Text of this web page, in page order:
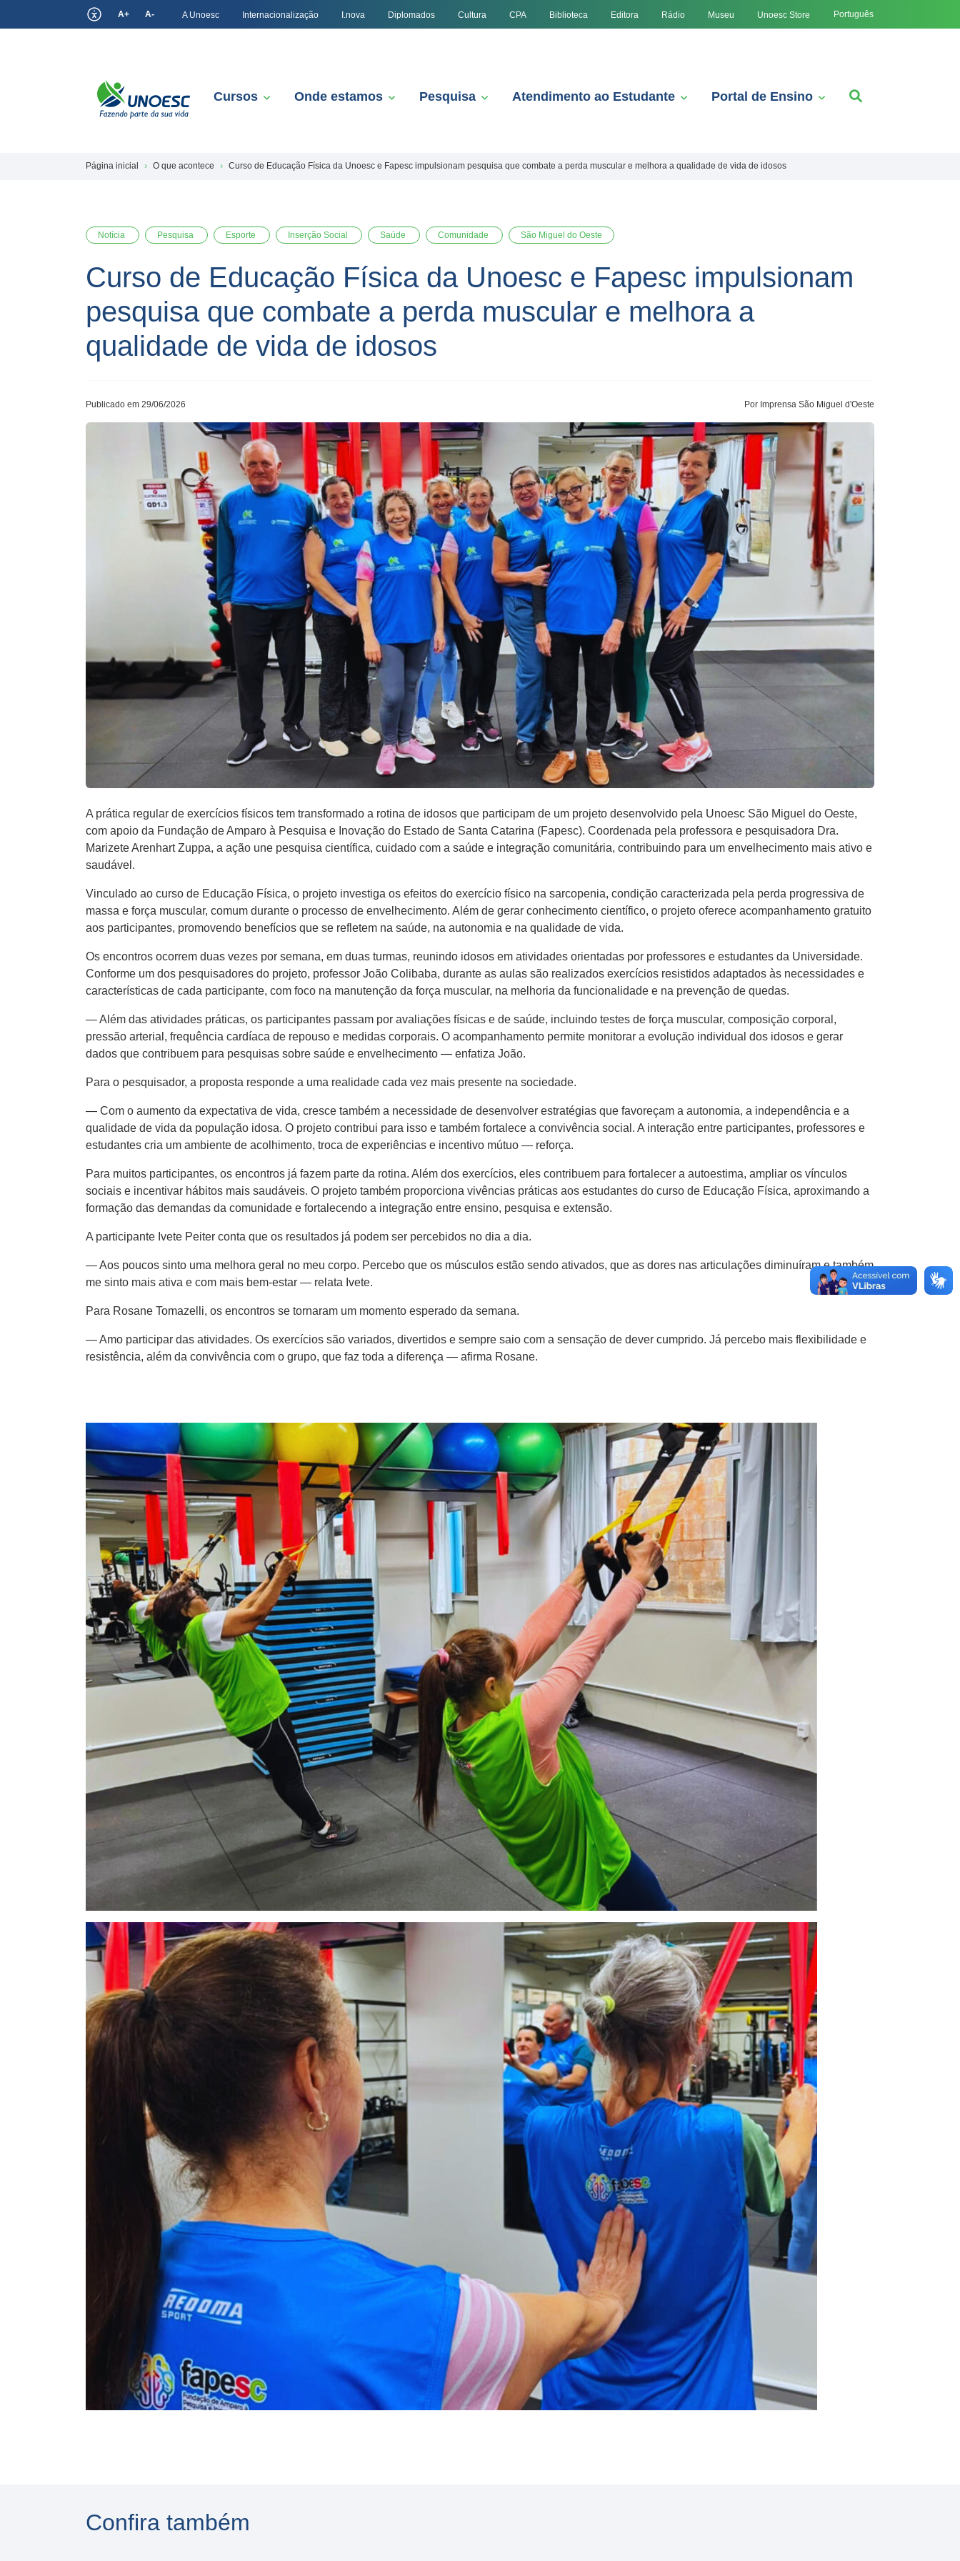
A+ A- A Unoesc Internacionalização I.nova Diplomados Cultura CPA Biblioteca Editora Rádio Museu Unoesc Store Português
Cursos Onde estamos Pesquisa Atendimento ao Estudante Portal de Ensino
Página inicial O que acontece Curso de Educação Física da Unoesc e Fapesc impulsionam pesquisa que combate a perda muscular e melhora a qualidade de vida de idosos
Notícia Pesquisa Esporte Inserção Social Saúde Comunidade São Miguel do Oeste
Curso de Educação Física da Unoesc e Fapesc impulsionam
pesquisa que combate a perda muscular e melhora a
qualidade de vida de idosos
Publicado em 29/06/2026 Por Imprensa São Miguel d'Oeste
A prática regular de exercícios físicos tem transformado a rotina de idosos que participam de um projeto desenvolvido pela Unoesc São Miguel do Oeste,
com apoio da Fundação de Amparo à Pesquisa e Inovação do Estado de Santa Catarina (Fapesc). Coordenada pela professora e pesquisadora Dra.
Marizete Arenhart Zuppa, a ação une pesquisa científica, cuidado com a saúde e integração comunitária, contribuindo para um envelhecimento mais ativo e
saudável.
Vinculado ao curso de Educação Física, o projeto investiga os efeitos do exercício físico na sarcopenia, condição caracterizada pela perda progressiva de
massa e força muscular, comum durante o processo de envelhecimento. Além de gerar conhecimento científico, o projeto oferece acompanhamento gratuito
aos participantes, promovendo benefícios que se refletem na saúde, na autonomia e na qualidade de vida.
Os encontros ocorrem duas vezes por semana, em duas turmas, reunindo idosos em atividades orientadas por professores e estudantes da Universidade.
Conforme um dos pesquisadores do projeto, professor João Colibaba, durante as aulas são realizados exercícios resistidos adaptados às necessidades e
características de cada participante, com foco na manutenção da força muscular, na melhoria da funcionalidade e na prevenção de quedas.
— Além das atividades práticas, os participantes passam por avaliações físicas e de saúde, incluindo testes de força muscular, composição corporal,
pressão arterial, frequência cardíaca de repouso e medidas corporais. O acompanhamento permite monitorar a evolução individual dos idosos e gerar
dados que contribuem para pesquisas sobre saúde e envelhecimento — enfatiza João.
Para o pesquisador, a proposta responde a uma realidade cada vez mais presente na sociedade.
— Com o aumento da expectativa de vida, cresce também a necessidade de desenvolver estratégias que favoreçam a autonomia, a independência e a
qualidade de vida da população idosa. O projeto contribui para isso e também fortalece a convivência social. A interação entre participantes, professores e
estudantes cria um ambiente de acolhimento, troca de experiências e incentivo mútuo — reforça.
Para muitos participantes, os encontros já fazem parte da rotina. Além dos exercícios, eles contribuem para fortalecer a autoestima, ampliar os vínculos
sociais e incentivar hábitos mais saudáveis. O projeto também proporciona vivências práticas aos estudantes do curso de Educação Física, aproximando a
formação das demandas da comunidade e fortalecendo a integração entre ensino, pesquisa e extensão.
A participante Ivete Peiter conta que os resultados já podem ser percebidos no dia a dia.
— Aos poucos sinto uma melhora geral no meu corpo. Percebo que os músculos estão sendo ativados, que as dores nas articulações diminuíram e também
me sinto mais ativa e com mais bem-estar — relata Ivete.
Para Rosane Tomazelli, os encontros se tornaram um momento esperado da semana.
— Amo participar das atividades. Os exercícios são variados, divertidos e sempre saio com a sensação de dever cumprido. Já percebo mais flexibilidade e
resistência, além da convivência com o grupo, que faz toda a diferença — afirma Rosane.
Confira também